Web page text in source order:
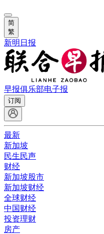
简
繁
新明日报
早报俱乐部电子报
订阅
最新
新加坡
民生民声
财经
新加坡股市
新加坡财经
全球财经
中国财经
投资理财
房产